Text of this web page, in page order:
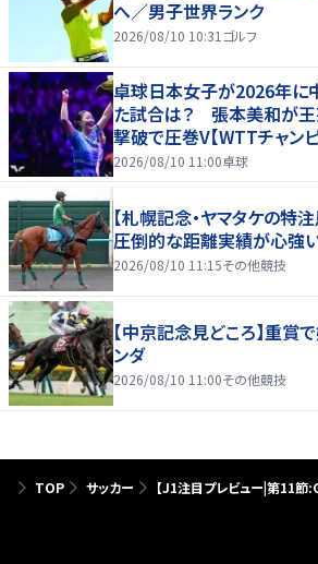
へ／男子世界ランク
2026/08/10 10:31 ゴルフ
卓球日本女子が2026年に
た試合は？ 張本美和が
撃破で圧巻V【WTTチャン
2026/08/10 11:00卓球
【札幌記念・ヤマタケの特
圧倒的な距離実績が心強
2026/08/10 11:15その他競技
【中京記念見どころ】重賞
ンダ
2026/08/10 11:00その他競技
TOP サッカー 【J1注目プレビュー|第11